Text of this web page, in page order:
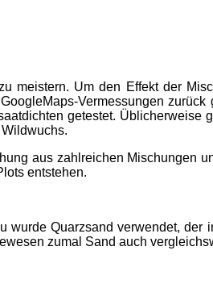
meistern. Um den Effekt der
Vermessungen zurück
getestet. Üblicherweise
aus zahlreichen Mischungen
entstehen.
Quarzsand verwendet, der
zumal Sand auch